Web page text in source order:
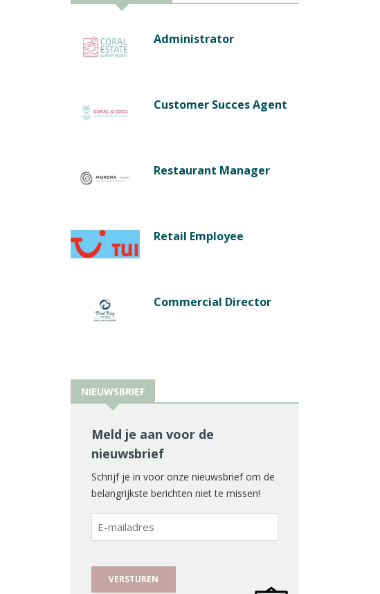
Administrator
Customer Succes Agent
Restaurant Manager
Retail Employee
Commercial Director
NIEUWSBRIEF
Meld je aan voor de
nieuwsbrief
Schrijf je in voor onze nieuwsbrief om de
belangrijkste berichten niet te missen!
E-
mailadres